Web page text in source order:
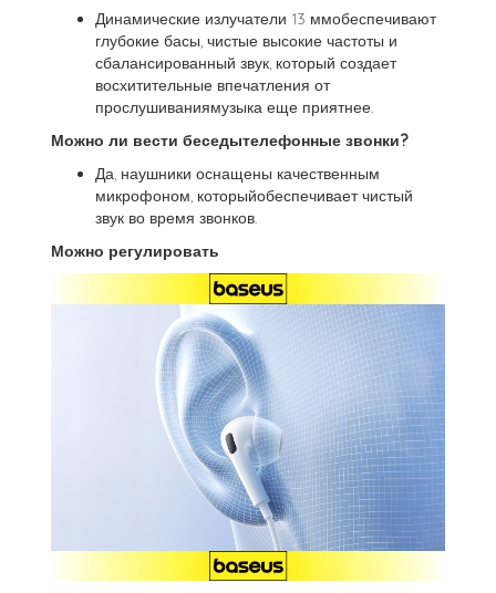
Динамические излучатели 13 ммобеспечивают
глубокие басы, чистые высокие частоты и
сбалансированный звук, который создает
восхитительные впечатления от
прослушиваниямузыка еще приятнее.
Можно ли вести беседытелефонные звонки?
Да, наушники оснащены качественным
микрофоном, которыйобеспечивает чистый
звук во время звонков.
Можно регулировать